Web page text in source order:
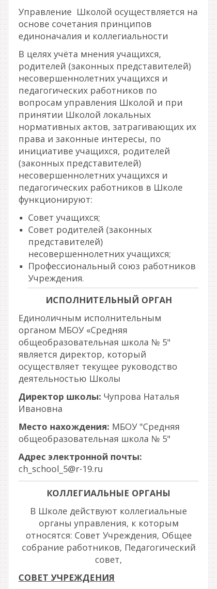
Управление Школой осуществляется на
основе сочетания принципов
единоначалия и коллегиальности
В целях учёта мнения учащихся,
родителей (законных представителей)
несовершеннолетних учащихся и
педагогических работников по
вопросам управления Школой и при
принятии Школой локальных
нормативных актов, затрагивающих их
права и законные интересы, по
инициативе учащихся, родителей
(законных представителей)
несовершеннолетних учащихся и
педагогических работников в Школе
функционируют:
Совет учащихся;
Совет родителей (законных
представителей)
несовершеннолетних учащихся;
Профессиональный союз работников
Учреждения.
ИСПОЛНИТЕЛЬНЫЙ ОРГАН
Единоличным исполнительным
органом МБОУ «Средняя
общеобразовательная школа № 5"
является директор, который
осуществляет текущее руководство
деятельностью Школы
Директор школы: Чупрова Наталья
Ивановна
Место нахождения: МБОУ "Средняя
общеобразовательная школа № 5"
Адрес электронной почты:
ch_school_5@r-19.ru
КОЛЛЕГИАЛЬНЫЕ ОРГАНЫ
В Школе действуют коллегиальные
органы управления, к которым
относятся: Совет Учреждения, Общее
собрание работников, Педагогический
совет,
СОВЕТ УЧРЕЖДЕНИЯ